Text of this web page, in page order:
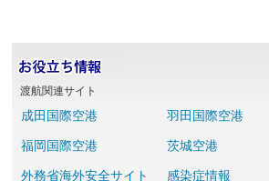
渡航関連サイト
成田国際空港 羽田国際空港
福岡国際空港 茨城空港
外務省海外安全サイト 感染症情報